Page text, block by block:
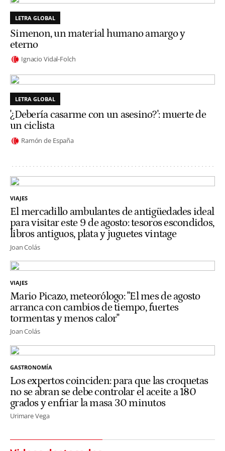
LETRA GLOBAL
Simenon, un material humano amargo y
eterno
Ignacio Vidal-Folch
LETRA GLOBAL
'¿Debería casarme con un asesino?': muerte de
un ciclista
Ramón de España
VIAJES
El mercadillo ambulantes de antigüedades ideal
para visitar este 9 de agosto: tesoros escondidos,
libros antiguos, plata y juguetes vintage
Joan Colás
VIAJES
Mario Picazo, meteorólogo: "El mes de agosto
arranca con cambios de tiempo, fuertes
tormentas y menos calor"
Joan Colás
GASTRONOMÍA
Los expertos coinciden: para que las croquetas
no se abran se debe controlar el aceite a 180
grados y enfriar la masa 30 minutos
Urimare Vega